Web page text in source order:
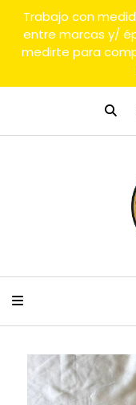
Trabajo con
entre marcas y/
medirte para